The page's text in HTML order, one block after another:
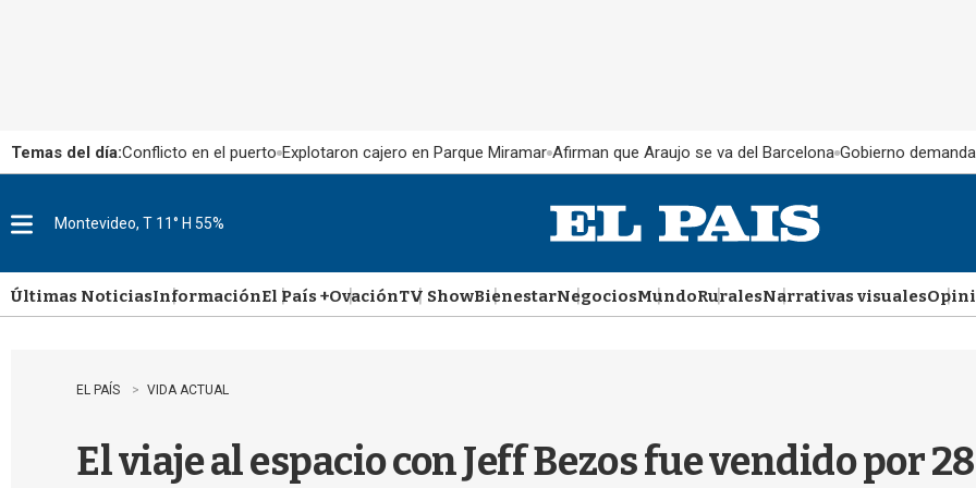
Temas del día:Conflicto en el puerto Explotaron cajero en Parque Miramar Afirman que Araujo se va del Barcelona Gobierno
u
Montevideo, T 11° H 55%
Últimas NoticiasInformaciónEl País +OvaciónTV ShowBienestarNegociosMundoRuralesNarrativas visuales
EL PAÍS VIDA ACTUAL
El viaje al espacio con Jeff Bezos fue vendido por